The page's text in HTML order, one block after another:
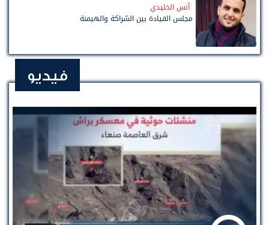
أنس الخليدي
مجلس القيادة بين الشراكة والهيمنة
فيديو